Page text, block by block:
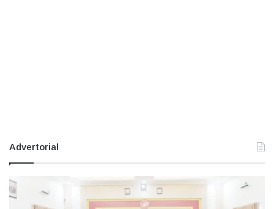
Advertorial